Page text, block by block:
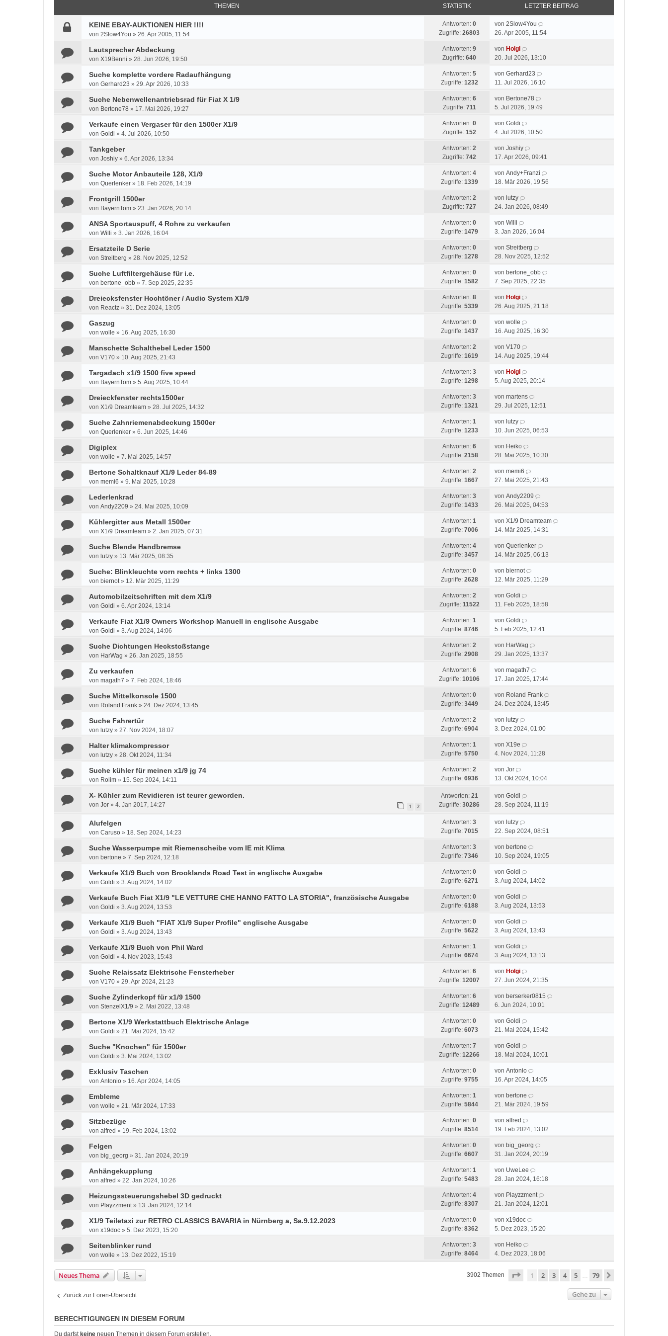
THEMEN STATISTIK LETZTER BEITRAG
KEINE EBAY-AUKTIONEN HIER !!!!
von 2Slow4You » 26. Apr 2005, 11:54
Antworten: 0
Zugriffe: 26803
von 2Slow4You
26. Apr 2005, 11:54
Lautsprecher Abdeckung
von X19Benni » 28. Jun 2026, 19:50
Antworten: 9
Zugriffe: 640
von Holgi
20. Jul 2026, 13:10
Suche komplette vordere Radaufhängung
von Gerhard23 » 29. Apr 2026, 10:33
Antworten: 5
Zugriffe: 1232
von Gerhard23
11. Jul 2026, 16:10
Suche Nebenwellenantriebsrad für Fiat X 1/9
von Bertone78 » 17. Mai 2026, 19:27
Antworten: 6
Zugriffe: 711
von Bertone78
5. Jul 2026, 19:49
Verkaufe einen Vergaser für den 1500er X1/9
von Goldi » 4. Jul 2026, 10:50
Antworten: 0
Zugriffe: 152
von Goldi
4. Jul 2026, 10:50
Tankgeber
von Joshiy » 6. Apr 2026, 13:34
Antworten: 2
Zugriffe: 742
von Joshiy
17. Apr 2026, 09:41
Suche Motor Anbauteile 128, X1/9
von Querlenker » 18. Feb 2026, 14:19
Antworten: 4
Zugriffe: 1339
von Andy+Franzi
18. Mär 2026, 19:56
Frontgrill 1500er
von BayernTom » 23. Jan 2026, 20:14
Antworten: 2
Zugriffe: 727
von lutzy
24. Jan 2026, 08:49
ANSA Sportauspuff, 4 Rohre zu verkaufen
von Willi » 3. Jan 2026, 16:04
Antworten: 0
Zugriffe: 1479
von Willi
3. Jan 2026, 16:04
Ersatzteile D Serie
von Streitberg » 28. Nov 2025, 12:52
Antworten: 0
Zugriffe: 1278
von Streitberg
28. Nov 2025, 12:52
Suche Luftfiltergehäuse für i.e.
von bertone_obb » 7. Sep 2025, 22:35
Antworten: 0
Zugriffe: 1582
von bertone_obb
7. Sep 2025, 22:35
Dreiecksfenster Hochtöner / Audio System X1/9
von Reactz » 31. Dez 2024, 13:05
Antworten: 8
Zugriffe: 5339
von Holgi
26. Aug 2025, 21:18
Gaszug
von wolle » 16. Aug 2025, 16:30
Antworten: 0
Zugriffe: 1437
von wolle
16. Aug 2025, 16:30
Manschette Schalthebel Leder 1500
von V170 » 10. Aug 2025, 21:43
Antworten: 2
Zugriffe: 1619
von V170
14. Aug 2025, 19:44
Targadach x1/9 1500 five speed
von BayernTom » 5. Aug 2025, 10:44
Antworten: 3
Zugriffe: 1298
von Holgi
5. Aug 2025, 20:14
Dreieckfenster rechts1500er
von X1/9 Dreamteam » 28. Jul 2025, 14:32
Antworten: 3
Zugriffe: 1321
von martens
29. Jul 2025, 12:51
Suche Zahnriemenabdeckung 1500er
von Querlenker » 6. Jun 2025, 14:46
Antworten: 1
Zugriffe: 1233
von lutzy
10. Jun 2025, 06:53
Digiplex
von wolle » 7. Mai 2025, 14:57
Antworten: 6
Zugriffe: 2158
von Heiko
28. Mai 2025, 10:30
Bertone Schaltknauf X1/9 Leder 84-89
von memi6 » 9. Mai 2025, 10:28
Antworten: 2
Zugriffe: 1667
von memi6
27. Mai 2025, 21:43
Lederlenkrad
von Andy2209 » 24. Mai 2025, 10:09
Antworten: 3
Zugriffe: 1433
von Andy2209
26. Mai 2025, 04:53
Kühlergitter aus Metall 1500er
von X1/9 Dreamteam » 2. Jan 2025, 07:31
Antworten: 1
Zugriffe: 7006
von X1/9 Dreamteam
14. Mär 2025, 14:31
Suche Blende Handbremse
von lutzy » 13. Mär 2025, 08:35
Antworten: 4
Zugriffe: 3457
von Querlenker
14. Mär 2025, 06:13
Suche: Blinkleuchte vorn rechts + links 1300
von biernot» 12. Mär 2025, 11:29
Antworten: 0
Zugriffe: 2628
von biernot
12. Mär 2025, 11:29
Automobilzeitschriften mit dem X1/9
von Goldi » 6. Apr 2024, 13:14
Antworten: 2
Zugriffe: 11522
von Goldi
11. Feb 2025, 18:58
Verkaufe Fiat X1/9 Owners Workshop Manuell in englische Ausgabe
von Goldi » 3. Aug 2024, 14:06
Antworten: 1
Zugriffe: 8746
von Goldi
5. Feb 2025, 12:41
Suche Dichtungen Heckstoßstange
von HarWag » 26. Jan 2025, 18:55
Antworten: 2
Zugriffe: 2908
von HarWag
29. Jan 2025, 13:37
Zu verkaufen
von magath7 » 7. Feb 2024, 18:46
Antworten: 6
Zugriffe: 10106
von magath7
17. Jan 2025, 17:44
Suche Mittelkonsole 1500
von Roland Frank » 24. Dez 2024, 13:45
Antworten: 0
Zugriffe: 3449
von Roland Frank
24. Dez 2024, 13:45
Suche Fahrertür
von lutzy » 27. Nov 2024, 18:07
Antworten: 2
Zugriffe: 6904
von lutzy
3. Dez 2024, 01:00
Halter klimakompressor
von lutzy » 28. Okt 2024, 11:34
Antworten: 1
Zugriffe: 5750
von X19e
4. Nov 2024, 11:28
Suche kühler für meinen x1/9 jg 74
von Rolim » 15. Sep 2024, 14:11
Antworten: 2
Zugriffe: 6936
von Jor
13. Okt 2024, 10:04
X- Kühler zum Revidieren ist teurer geworden.
von Jor » 4. Jan 2017, 14:27 1 2
Antworten: 21
Zugriffe: 30286
von Goldi
28. Sep 2024, 11:19
Alufelgen
von Caruso » 18. Sep 2024, 14:23
Antworten: 3
Zugriffe: 7015
von lutzy
22. Sep 2024, 08:51
Suche Wasserpumpe mit Riemenscheibe vom IE mit Klima
von bertone » 7. Sep 2024, 12:18
Antworten: 3
Zugriffe: 7346
von bertone
10. Sep 2024, 19:05
Verkaufe X1/9 Buch von Brooklands Road Test in englische Ausgabe
von Goldi » 3. Aug 2024, 14:02
Antworten: 0
Zugriffe: 6271
von Goldi
3. Aug 2024, 14:02
Verkaufe Buch Fiat X1/9 "LE VETTURE CHE HANNO FATTO LA STORIA", französische Ausgabe
von Goldi » 3. Aug 2024, 13:53
Antworten: 0
Zugriffe: 6188
von Goldi
3. Aug 2024, 13:53
Verkaufe X1/9 Buch "FIAT X1/9 Super Profile" englische Ausgabe
von Goldi » 3. Aug 2024, 13:43
Antworten: 0
Zugriffe: 5622
von Goldi
3. Aug 2024, 13:43
Verkaufe X1/9 Buch von Phil Ward
von Goldi » 4. Nov 2023, 15:43
Antworten: 1
Zugriffe: 6674
von Goldi
3. Aug 2024, 13:13
Suche Relaissatz Elektrische Fensterheber
von V170 » 29. Apr 2024, 21:23
Antworten: 6
Zugriffe: 12007
von Holgi
27. Jun 2024, 21:35
Suche Zylinderkopf für x1/9 1500
von StenzelX1/9 » 2. Mai 2022, 13:48
Antworten: 6
Zugriffe: 12489
von berserker0815
6. Jun 2024, 10:01
Bertone X1/9 Werkstattbuch Elektrische Anlage
von Goldi » 21. Mai 2024, 15:42
Antworten: 0
Zugriffe: 6073
von Goldi
21. Mai 2024, 15:42
Suche "Knochen" für 1500er
von Goldi » 3. Mai 2024, 13:02
Antworten: 7
Zugriffe: 12266
von Goldi
18. Mai 2024, 10:01
Exklusiv Taschen
von Antonio » 16. Apr 2024, 14:05
Antworten: 0
Zugriffe: 9755
von Antonio
16. Apr 2024, 14:05
Embleme
von wolle » 21. Mär 2024, 17:33
Antworten: 1
Zugriffe: 5844
von bertone
21. Mär 2024, 19:59
Sitzbezüge
von alfred » 19. Feb 2024, 13:02
Antworten: 0
Zugriffe: 8514
von alfred
19. Feb 2024, 13:02
Felgen
von big_georg » 31. Jan 2024, 20:19
Antworten: 0
Zugriffe: 6607
von big_georg
31. Jan 2024, 20:19
Anhängekupplung
von alfred » 22. Jan 2024, 10:26
Antworten: 1
Zugriffe: 5483
von UweLee
28. Jan 2024, 16:18
Heizungssteuerungshebel 3D gedruckt
von Playzzment» 13. Jan 2024, 12:14
Antworten: 4
Zugriffe: 8307
von Playzzment
21. Jan 2024, 12:01
X1/9 Teiletaxi zur RETRO CLASSICS BAVARIA in Nürnberg a, Sa.9.12.2023
von x19doc » 5. Dez 2023, 15:20
Antworten: 0
Zugriffe: 8362
von x19doc
5. Dez 2023, 15:20
Seitenblinker rund
von wolle » 13. Dez 2022, 15:19
Antworten: 3
Zugriffe: 8464
von Heiko
4. Dez 2023, 18:06
Neues Thema 3902 Themen Seite von79
1 2 3 4 5 … 79
Zurück zur Foren-Übersicht Gehe zu
BERECHTIGUNGEN IN DIESEM FORUM
Du darfst keine neuen Themen in diesem Forum erstellen.